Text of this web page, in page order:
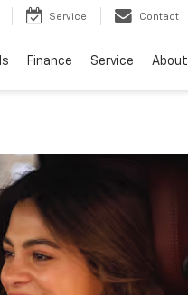
Service Contact
Finance Service About